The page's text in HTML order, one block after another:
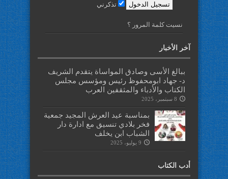
تذكرني
نسيت كلمة المرور ؟
آخر الأخبار
ببالغ الأسى وصادق المواساة يتقدم الشريف
د- جهاد ابومحفوظ رئيس ومؤسس مجلس
الكتاب والأدباء والمثقفين العرب
8 سبتمبر، 2025
بمناسبة عيد العرش المجيد جمعية
فخر بلادي تنسيق مع ادارة دار
الشباب ابن يخلف
9 يوليو، 2025
أدب الكتاب